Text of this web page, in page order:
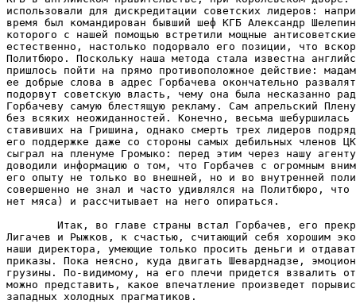
использовали для дискредитации советских лидеров:
время был командирован бывший шеф КГБ Александр
которого с нашей помощью встретили мощные
естественно, настолько подорвало его позиции, что
Политбюро. Поскольку наша метода стала известна
пришлось пойти на прямо противоположное действие:
ее добрые слова в адрес Горбачева окончательно
подорвут советскую власть, чему она была несказанно
Горбачеву самую блестящую рекламу. Сам апрельский
без всяких неожиданностей. Конечно, весьма шебуршилась
ставивших на Гришина, однако смерть трех лидеров
его поддержке даже со стороны самых дебильных членов
сыграл на пленуме Громыко: перед этим через нашу
доводили информацию о том, что Горбачев с огромным
его опыту не только во внешней, но и во внутренней
совершенно не знал и часто удивлялся на Политбюро, что
нет мяса) и рассчитывает на него опираться.
Итак, во главе страны встал Горбачев, его
Лигачев и Рыжков, к счастью, считающий себя хорошим
наши директора, умеющие только просить деньги и
приказы. Пока неясно, куда двигать Шеварднадзе,
грузины. По-видимому, на его плечи придется взвалить
можно представить, какое впечатление произведет
западных холодных прагматиков.